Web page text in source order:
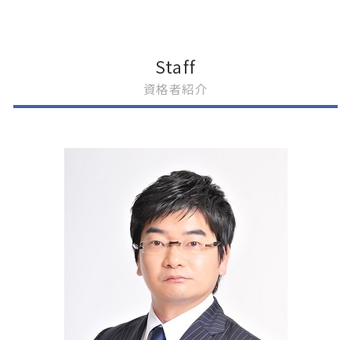
刑事事件 不起訴 不服申し立て
刑事事件 会社
刑事事件 処分 種類
刑事事件 示談書 書き方
刑事事件 被害者側 弁護士
刑事事件 訴えた人
交通事故 病院 支払い
交通事故 労災 自賠責
交通事故 過失割合 納得いかない
交通事故 逮捕
交通事故 物件事故 慰謝料
交通事故 物件事故とは
交通事故 後遺症認定
民事再生手続 破産手続 違い
企業法務 弁護士 おすすめ
企業法務 株主総会
任意整理 債務整理
自己破産とは 個人
民事再生とは 法人
民事再生手続き 会社
民事再生とは 個人
Staff
資格者紹介